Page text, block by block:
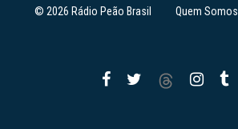
© 2026 Rádio Peão Brasil Quem Somos